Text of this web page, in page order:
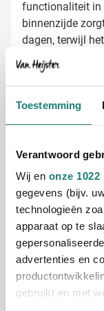
Toestemming
Verantwoord
Wij en onze
gegevens (bijv.
technologieën
apparaat op te
advertenties en
gebruikt en met
functionaliteit in
binnenzijde
dagen, terwijl
zorgt dat de
veelvuldig
passend voor elk
logo
Bij Van Heijster
gewaardeerd
Met je
Met een
Gratis digitaal
sweater
Benieuwd hoe
Vraag een
het resultaat.
Heijster voor